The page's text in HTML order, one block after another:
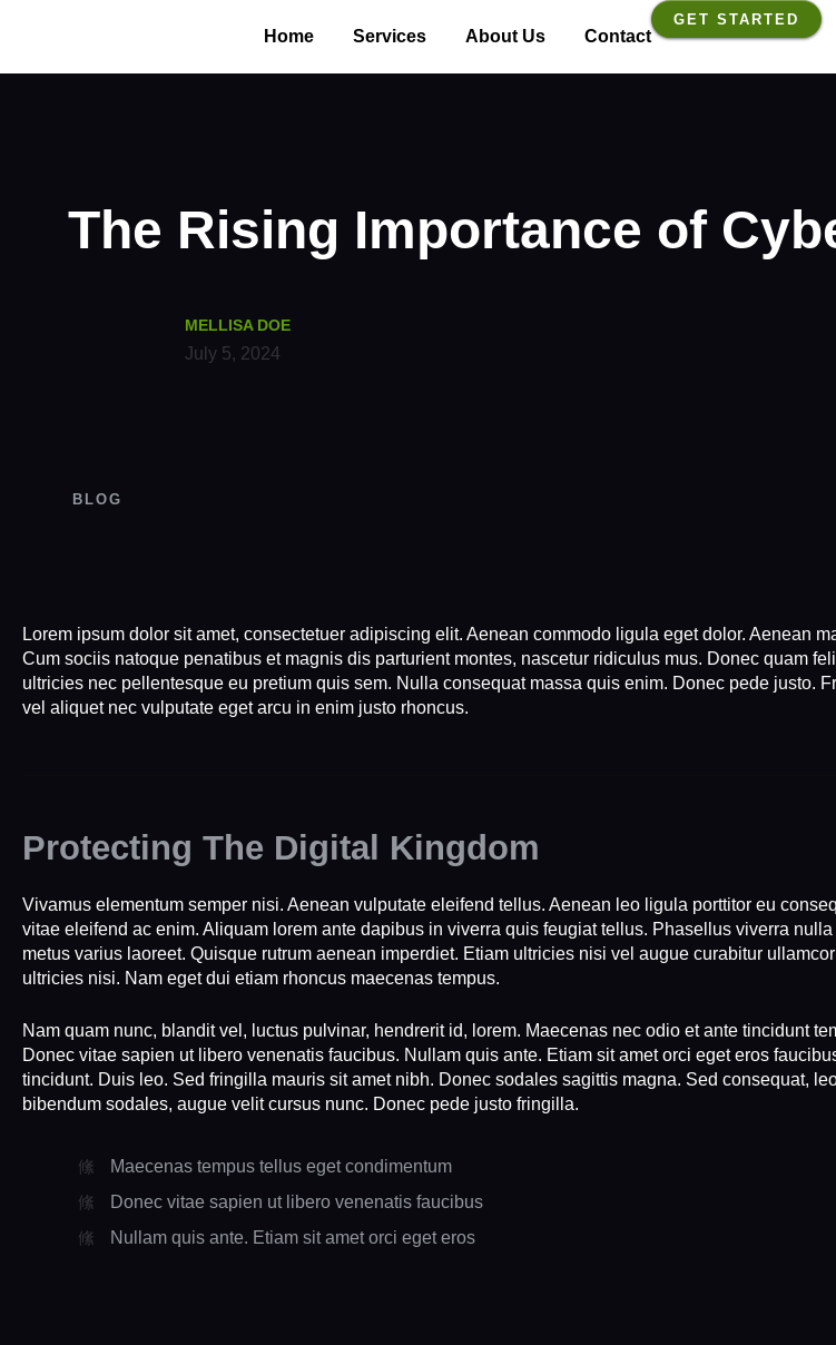
Home Services About Us Contact
GET STARTED
The Rising Importance of
MELLISA DOE
July 5, 2024
BLOG
Lorem ipsum dolor sit amet, consectetuer adipiscing elit. Aenean commodo ligula eget dolor. Aenean
Cum sociis natoque penatibus et magnis dis parturient montes, nascetur ridiculus mus. Donec quam
ultricies nec pellentesque eu pretium quis sem. Nulla consequat massa quis enim. Donec pede justo.
vel aliquet nec vulputate eget arcu in enim justo rhoncus.
Protecting The Digital Kingdom
Vivamus elementum semper nisi. Aenean vulputate eleifend tellus. Aenean leo ligula porttitor eu
vitae eleifend ac enim. Aliquam lorem ante dapibus in viverra quis feugiat tellus. Phasellus viverra nulla
metus varius laoreet. Quisque rutrum aenean imperdiet. Etiam ultricies nisi vel augue curabitur
ultricies nisi. Nam eget dui etiam rhoncus maecenas tempus.
Nam quam nunc, blandit vel, luctus pulvinar, hendrerit id, lorem. Maecenas nec odio et ante tincidunt
Donec vitae sapien ut libero venenatis faucibus. Nullam quis ante. Etiam sit amet orci eget eros
tincidunt. Duis leo. Sed fringilla mauris sit amet nibh. Donec sodales sagittis magna. Sed consequat,
bibendum sodales, augue velit cursus nunc. Donec pede justo fringilla.
Maecenas tempus tellus eget condimentum
Donec vitae sapien ut libero venenatis faucibus
Nullam quis ante. Etiam sit amet orci eget eros